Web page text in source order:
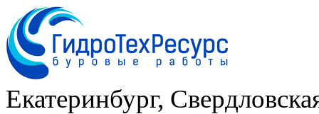
Екатеринбург,